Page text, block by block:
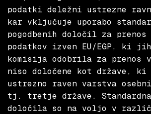
podatki deležni ustrezne
kar vključuje uporabo
pogodbenih določil za prenos
podatkov izven EU/EGP, ki
komisija odobrila za prenos
niso določene kot države, ki
ustrezno raven varstva
tj. tretje države. Standardna
določila so na voljo v